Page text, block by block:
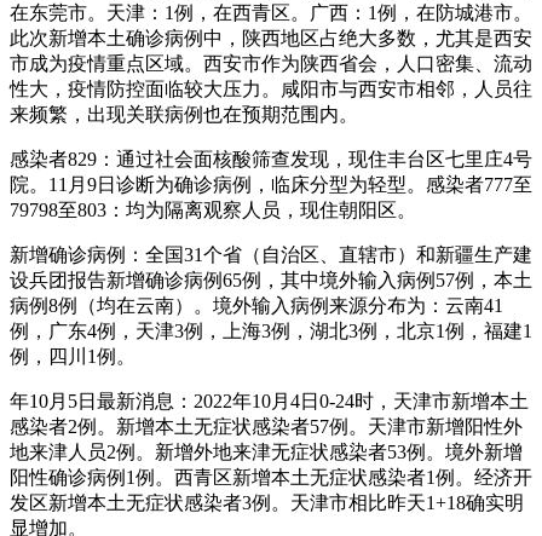
在东莞市。天津：1例，在西青区。广西：1例，在防城港市。
此次新增本土确诊病例中，陕西地区占绝大多数，尤其是西安
市成为疫情重点区域。西安市作为陕西省会，人口密集、流动
性大，疫情防控面临较大压力。咸阳市与西安市相邻，人员往
来频繁，出现关联病例也在预期范围内。
感染者829：通过社会面核酸筛查发现，现住丰台区七里庄4号
院。11月9日诊断为确诊病例，临床分型为轻型。感染者777至
79798至803：均为隔离观察人员，现住朝阳区。
新增确诊病例：全国31个省（自治区、直辖市）和新疆生产建
设兵团报告新增确诊病例65例，其中境外输入病例57例，本土
病例8例（均在云南）。境外输入病例来源分布为：云南41
例，广东4例，天津3例，上海3例，湖北3例，北京1例，福建1
例，四川1例。
年10月5日最新消息：2022年10月4日0-24时，天津市新增本土
感染者2例。新增本土无症状感染者57例。天津市新增阳性外
地来津人员2例。新增外地来津无症状感染者53例。境外新增
阳性确诊病例1例。西青区新增本土无症状感染者1例。经济开
发区新增本土无症状感染者3例。天津市相比昨天1+18确实明
显增加。